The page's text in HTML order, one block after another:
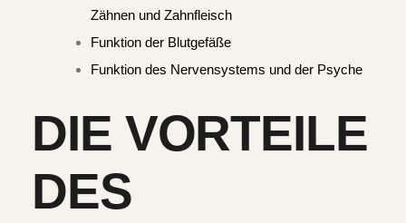
Zähnen und Zahnfleisch
Funktion der Blutgefäße
Funktion des Nervensystems und der Psyche
DIE VORTEILE
DES